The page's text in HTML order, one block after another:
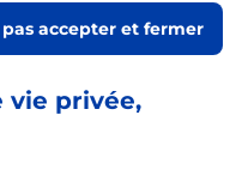
vie privée,
pas accepter et fermer
depuis :
Découvrez toutes